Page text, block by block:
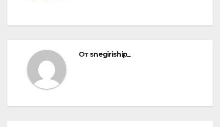
От snegiriship_